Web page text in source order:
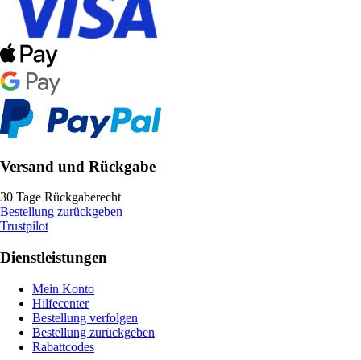
Versand und Rückgabe
30 Tage Rückgaberecht
Bestellung zurückgeben
Trustpilot
Dienstleistungen
Mein Konto
Hilfecenter
Bestellung verfolgen
Bestellung zurückgeben
Rabattcodes